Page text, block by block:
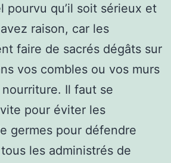
pourvu qu’il soit sérieux et
raison, car les
faire de sacrés dégâts sur
vos combles ou vos murs
Il faut se
pour éviter les
germes pour défendre
les administrés de